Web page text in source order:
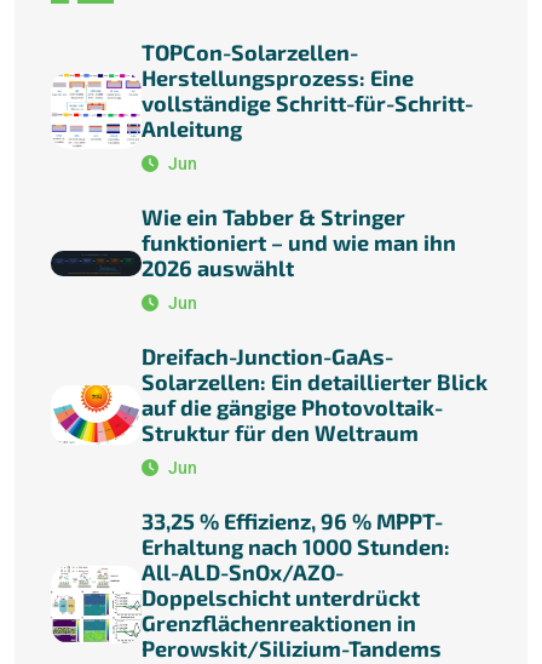
TOPCon-Solarzellen-
Herstellungsprozess: Eine
vollständige Schritt-für-Schritt-
Anleitung
Jun
Wie ein Tabber & Stringer
funktioniert – und wie man ihn
2026 auswählt
Jun
Dreifach-Junction-GaAs-
Solarzellen: Ein detaillierter Blick
auf die gängige Photovoltaik-
Struktur für den Weltraum
Jun
33,25 % Effizienz, 96 % MPPT-
Erhaltung nach 1000 Stunden:
All-ALD-SnOx/AZO-
Doppelschicht unterdrückt
Grenzflächenreaktionen in
Perowskit/Silizium-Tandems